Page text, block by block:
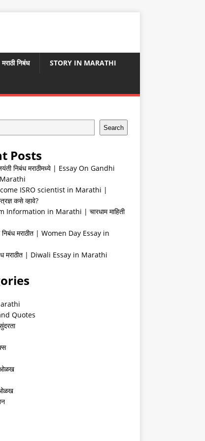
मराठी निबंध STORY IN MARATHI
Search
Posts
जयंती निबंध मराठीमध्ये | Essay On Gandhi
ISRO scientist in Marathi |
कसे व्हावे?
Information in Marathi | चारधाम माहिती
निबंध मराठीत | Women Day Essay in
मराठीत | Diwali Essay in Marathi
Quotes
ओळख
ओळख